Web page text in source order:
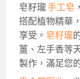
皂籽瓏手工皂
搭配植物精華
享受。 皂籽瓏
薑、左手香等
製作，滿足您